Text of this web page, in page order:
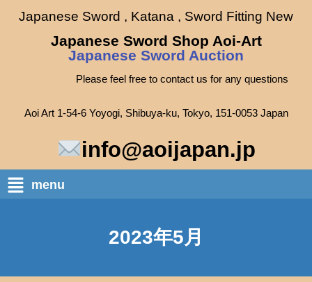
Japanese Sword , Katana , Sword Fitting New
Japanese Sword Shop Aoi-Art
Japanese Sword Auction
Please feel free to contact us for any questions
Aoi Art 1-54-6 Yoyogi, Shibuya-ku, Tokyo, 151-0053 Japan
info@aoijapan.jp
menu
2023年5月